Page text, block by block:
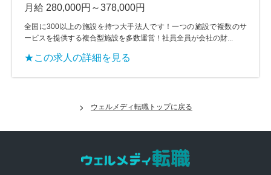
月給 280,000円～378,000円
全国に300以上の施設を持つ大手法人です！一つの施設で複数のサ
ービスを提供する複合型施設を多数運営！社員全員が会社の財...
★この求人の詳細を見る
ウェルメディ転職トップに戻る